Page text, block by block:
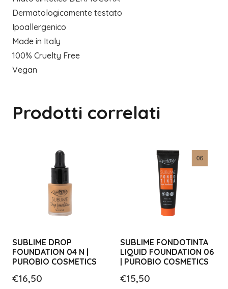
Dermatologicamente testato
Ipoallergenico
Made in Italy
100% Cruelty Free
Vegan
Prodotti correlati
SUBLIME DROP
FOUNDATION 04 N |
PUROBIO COSMETICS
€16,50
SUBLIME FONDOTINTA
LIQUID FOUNDATION 06
| PUROBIO COSMETICS
€15,50